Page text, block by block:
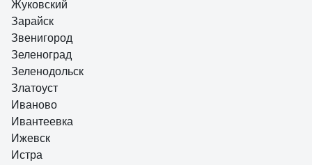
Жуковский
Зарайск
Звенигород
Зеленоград
Зеленодольск
Златоуст
Иваново
Ивантеевка
Ижевск
Истра